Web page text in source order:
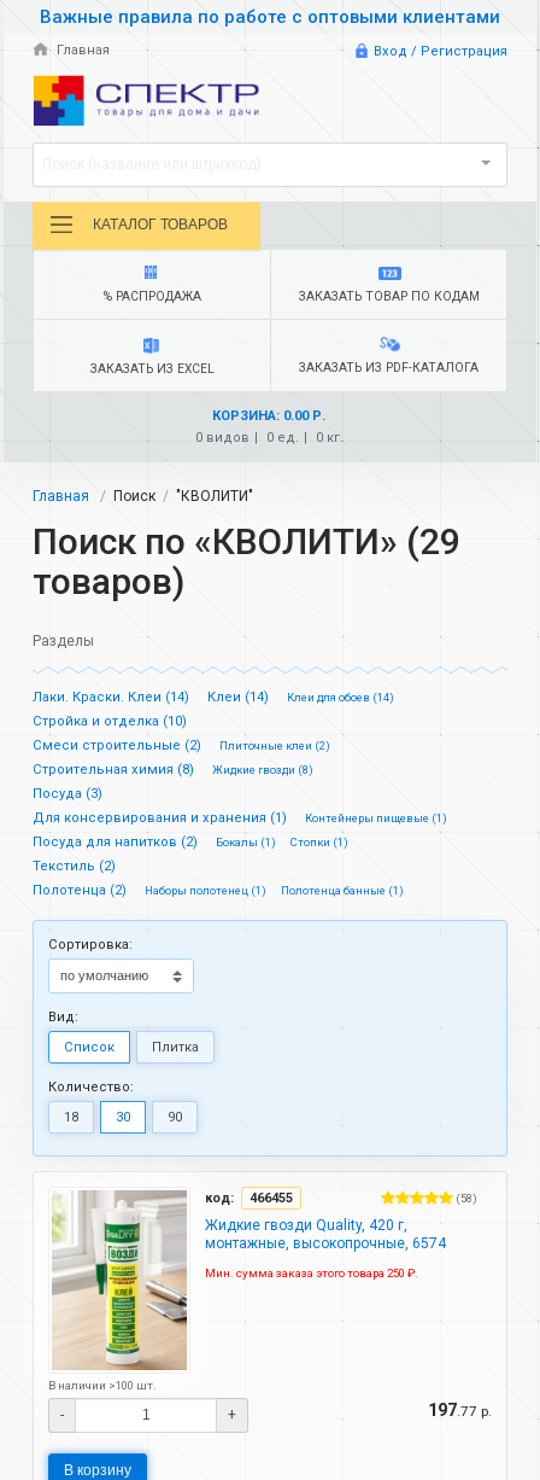
Важные правила по работе с оптовыми клиентами
Главная Вход / Регистрация
КАТАЛОГ ТОВАРОВ
% РАСПРОДАЖА ЗАКАЗАТЬ ТОВАР ПО КОДАМ
ЗАКАЗАТЬ ИЗ EXCEL ЗАКАЗАТЬ ИЗ PDF-КАТАЛОГА
КОРЗИНА: 0.00 Р.
0 видов
0 ед. 0 кг.
Главная Поиск "КВОЛИТИ"
Поиск по «КВОЛИТИ» (29
товаров)
Разделы
Лаки. Краски. Клеи (14) Клеи (14) Клеи для обоев (14)
Стройка и отделка (10)
Смеси строительные (2)
Плиточные клеи (2)
Строительная химия (8) Жидкие гвозди (8)
Посуда (3)
Для консервирования и хранения (1)
Контейнеры пищевые (1)
Посуда для напитков (2) Бокалы (1) Стопки (1)
Текстиль (2)
Полотенца (2)
Наборы полотенец (1) Полотенца банные (1)
Cортировка:
Вид:
Список
Плитка
Количество:
18
30 90
код: 466455 (58)
Жидкие гвозди Quality, 420 г,
монтажные, высокопрочные, 6574
Мин. сумма заказа этого товара 250 ₽.
В наличии >100 шт.
- + 197.77 р.
В корзину